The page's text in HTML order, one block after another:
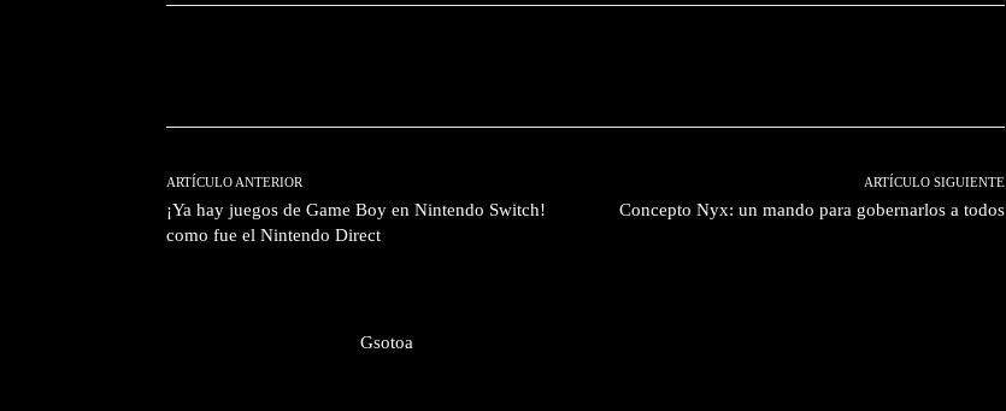
ARTÍCULO ANTERIOR
¡Ya hay juegos de Game Boy en Nintendo Switch!
como fue el Nintendo Direct
ARTÍCULO SIGUIENTE
Concepto Nyx: un mando para gobernarlos a todos
Gsotoa